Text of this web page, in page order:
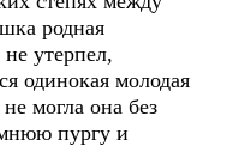
родная
утерпел,
одинокая молодая
могла она без
пургу и